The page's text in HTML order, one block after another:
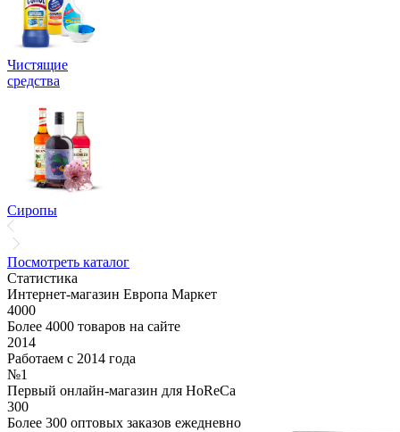
Чистящие
средства
Сиропы
Посмотреть каталог
Статистика
Интернет-магазин Европа Маркет
4000
Более 4000 товаров на сайте
2014
Работаем с 2014 года
№1
Первый онлайн-магазин для HoReCa
300
Более 300 оптовых заказов ежедневно